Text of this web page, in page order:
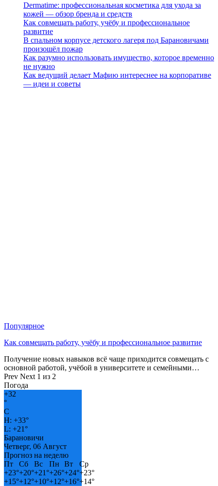
Dermatime: профессиональная косметика для ухода за
кожей — обзор бренда и средств
Как совмещать работу, учёбу и профессиональное
развитие
В спальном корпусе детского лагеря под Барановичами
произошёл пожар
Как разумно использовать имущество, которое временно
не нужно
Как ведущий делает Мафию интереснее на корпоративе
— идеи и советы
Популярное
Как совмещать работу, учёбу и профессиональное развитие
Получение новых навыков всё чаще приходится совмещать с
основной работой, учёбой в университете и семейными…
Prev Next 1 из 2
Погода
+32
°
C
H: +33°
L: +21°
Барановичи
Четверг, 06 Август
Прогноз на неделю
Пт
Сб Вс Пн Вт
Ср
+23°+20°+21°+26°+24°+23°
+15°+12°+10°+12°+16°+14°